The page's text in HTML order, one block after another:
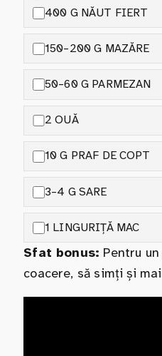
400 G NĂUT FIERT
150–200 G MAZĂRE
50–60 G PARMEZAN
2 OUĂ
10 G PRAF DE COPT
3–4 G SARE
1 LINGURIȚĂ MAC
Sfat bonus: Pentru
coacere, să simți și